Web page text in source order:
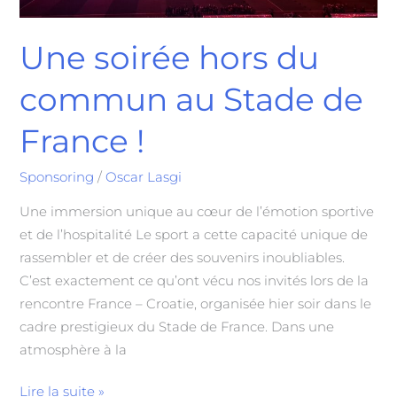
Une soirée hors du
commun au Stade de
France !
Sponsoring /Oscar Lasgi
Une immersion unique au cœur de l’émotion sportive
et de l’hospitalité Le sport a cette capacité unique de
rassembler et de créer des souvenirs inoubliables.
C’est exactement ce qu’ont vécu nos invités lors de la
rencontre France – Croatie, organisée hier soir dans le
cadre prestigieux du Stade de France. Dans une
atmosphère à la
Lire la suite »